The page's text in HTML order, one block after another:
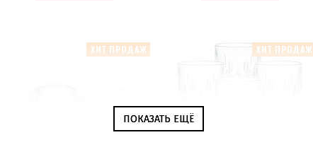
ХИТ ПРОДАЖ ХИТ ПРОДАЖ
ПОКАЗАТЬ ЕЩЁ
ПОКАЗАТЬ ЕЩЁ